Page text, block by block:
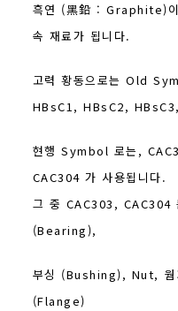
흑연 (黑鉛 : Graphite)
속 재료가 됩니다.
고력 황동으로는 Old
HBsC1, HBsC2,
현행 Symbol 로는,
CAC304 가 사용됩니다.
그 중 CAC303, CAC304
(Bearing),
부싱 (Bushing), Nut,
(Flange)